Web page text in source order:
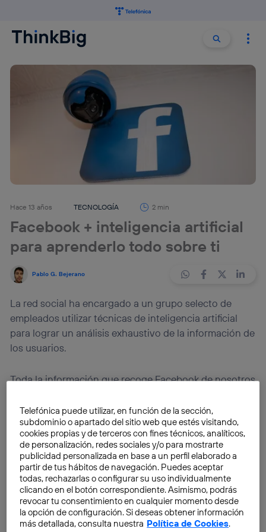
Buscar
Hace 13 años TECNOLOGÍA 2 min
Facebook + inteligencia artificial
para aprenderlo todo sobre ti
Pablo G. Bejerano
La red social ha encargado a un grupo selecto de
empleados utilizar técnicas de inteligencia artificial
para lograr un análisis exhaustivo de la información de
los usuarios.
Toda la información que recoge Facebook de nosotros
que la compañía ha reclutado con el fin de buscar
técnicas de inteligencia artificial, para analizar los
datos de los usuarios. Se encargarán de deducir
acontecimientos que no aparezcan explícitamente en
la red social olas emociones de las personas
respecto a diferentes estímulos. Se trata de un
esfuerzo por personalizar los anuncios, que contempla
un software tremendamente avanzado.
Telefónica puede utilizar, en función de la sección,
subdominio o apartado del sitio web que estés visitando,
cookies propias y de terceros con fines técnicos, analíticos,
de personalización, redes sociales y/o para mostrarte
publicidad personalizada en base a un perfil elaborado a
partir de tus hábitos de navegación. Puedes aceptar
todas, rechazarlas o configurar su uso individualmente
clicando en el botón correspondiente. Asimismo, podrás
revocar tu consentimiento en cualquier momento desde
la opción de configuración. Si deseas obtener información
más detallada, consulta nuestra Política de Cookies.